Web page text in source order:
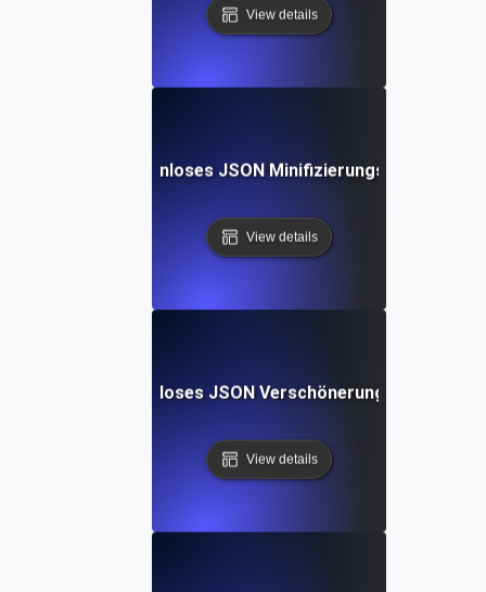
View details
Kostenloses JSON Minifizierungs-Tool
View details
Kostenloses JSON Verschönerungs-Tool
View details